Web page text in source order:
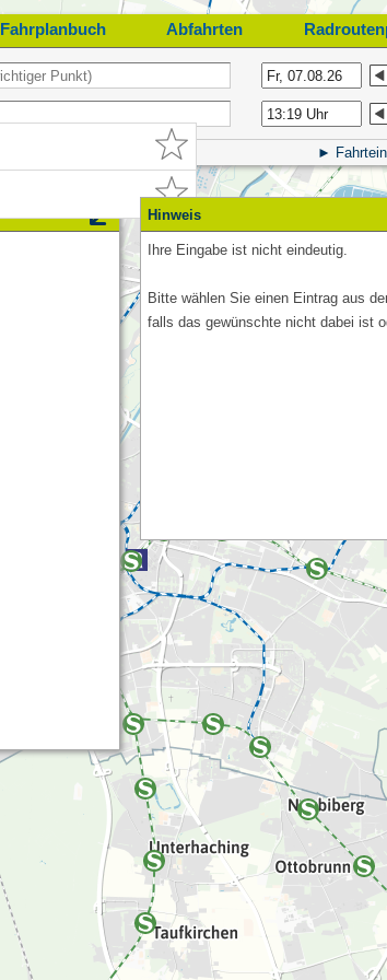
Fahrplanbuch Abfahrten
Hinweis
Ihre Eingabe ist nicht eindeutig.
Bitte wählen Sie einen Eintrag aus
falls das gewünschte nicht dabei ist